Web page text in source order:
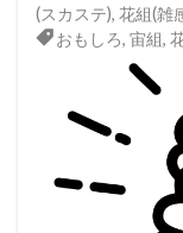
(スカステ), 花組(雑
おもしろ, 宙組,
おすすめ飲食
観劇マナー